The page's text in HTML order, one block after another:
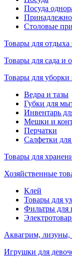
Посуда
Столовые
Товары для отдыха
Товары для сада и
Товары для уборки
Ведра и тазы
Губки для
Инвентарь
Мешки и
Перчатки
Салфетки
Товары для
Хозяйственные
Клей
Товары для
Фильтры для
Аквагрим, лизуны,
Игрушки для